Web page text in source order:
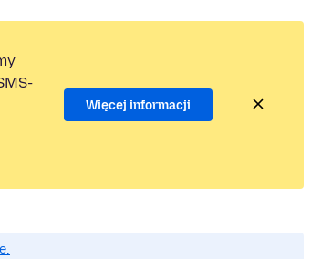
Więcej informacji